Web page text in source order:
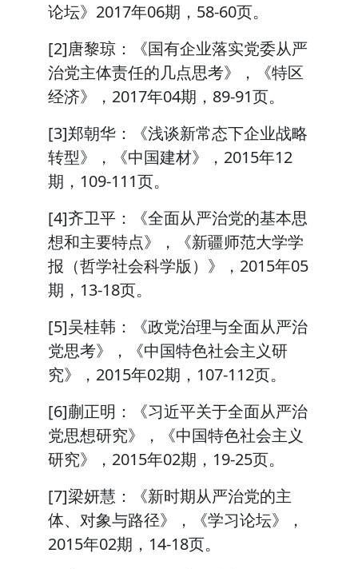
论坛》2017年06期，58-60页。
[2]唐黎琼：《国有企业落实党委从严
治党主体责任的几点思考》，《特区
经济》，2017年04期，89-91页。
[3]郑朝华：《浅谈新常态下企业战略
转型》，《中国建材》，2015年12
期，109-111页。
[4]齐卫平：《全面从严治党的基本思
想和主要特点》，《新疆师范大学学
报（哲学社会科学版）》，2015年05
期，13-18页。
[5]吴桂韩：《政党治理与全面从严治
党思考》，《中国特色社会主义研
究》，2015年02期，107-112页。
[6]蒯正明：《习近平关于全面从严治
党思想研究》，《中国特色社会主义
研究》，2015年02期，19-25页。
[7]梁妍慧：《新时期从严治党的主
体、对象与路径》，《学习论坛》，
2015年02期，14-18页。